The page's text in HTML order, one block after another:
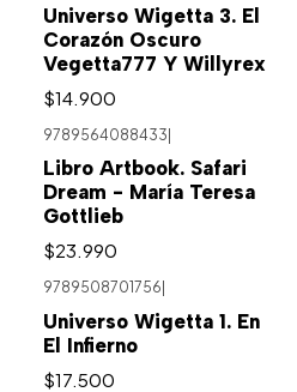
Universo Wigetta 3. El
Corazón Oscuro
Vegetta777 Y Willyrex
$14.900
9789564088433
Libro Artbook. Safari
Dream - María Teresa
Gottlieb
$23.990
9789508701756
Universo Wigetta 1. En
El Infierno
$17.500